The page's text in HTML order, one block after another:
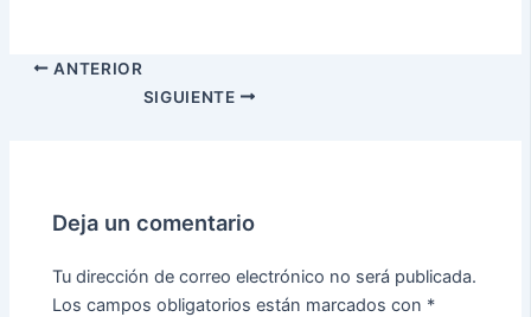
ANTERIOR
SIGUIENTE
Deja un comentario
Tu dirección de correo electrónico no será publicada.
Los campos obligatorios están marcados con *